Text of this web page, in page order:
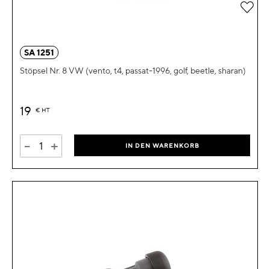
SA 1251
Stöpsel Nr. 8 VW (vento, t4, passat-1996, golf, beetle, sharan)
19 € HT
- + IN DEN WARENKORB
Zur